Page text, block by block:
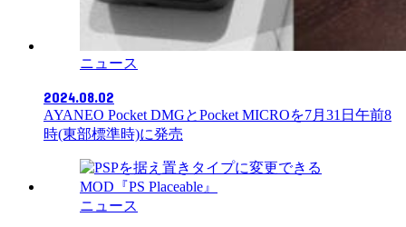
ニュース
2024.08.02
AYANEO Pocket DMGとPocket MICROを7月31日午前8
時(東部標準時)に発売
ニュース